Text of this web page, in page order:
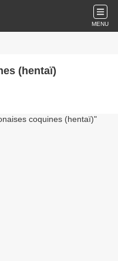
MENU
(hentaï)